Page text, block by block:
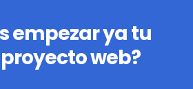
empezar ya tu
web?